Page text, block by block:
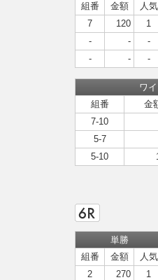
組番
金額
人気
7
120
1
-
-
-
-
- -
ワ
組番
金
7-10
5-7
5-10
単勝
組番
金額
人気
2
270
1